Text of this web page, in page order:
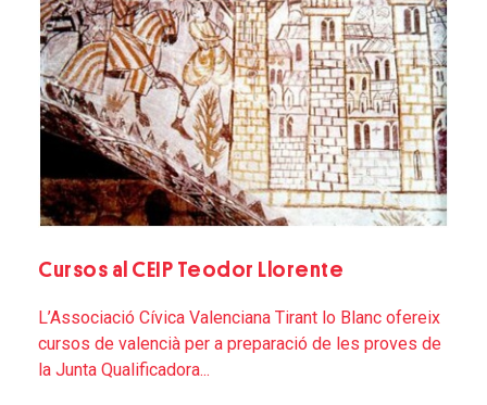
Cursos al CEIP Teodor Llorente
L’Associació Cívica Valenciana Tirant lo Blanc ofereix
cursos de valencià per a preparació de les proves de
la Junta Qualificadora...